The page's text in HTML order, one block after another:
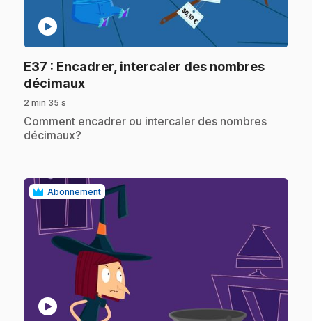
play_circle
E37 : Encadrer, intercaler des nombres
décimaux.
2 min 35 s
.Comment encadrer ou intercaler des nombres
décimaux?
Abonnement
play_circle